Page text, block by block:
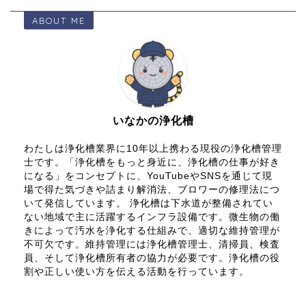
ABOUT ME
いなかの浄化槽
わたしは浄化槽業界に10年以上携わる現役の浄化槽管理
士です。「浄化槽をもっと身近に、浄化槽の仕事が好き
になる」をコンセプトに、YouTubeやSNSを通じて現
場で得た気づきや詰まり解消法、ブロワーの修理法につ
いて発信しています。 浄化槽は下水道が整備されてい
ない地域で主に活躍するインフラ設備です。微生物の働
きによって汚水を浄化する仕組みで、適切な維持管理が
不可欠です。維持管理には浄化槽管理士、清掃員、検査
員、そして浄化槽所有者の協力が必要です。浄化槽の役
割や正しい使い方を伝える活動を行っています。